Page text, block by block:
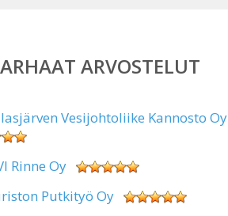
ARVOSTELUT
Vesijohtoliike Kannosto Oy
Rinne Oy
Putkityö Oy